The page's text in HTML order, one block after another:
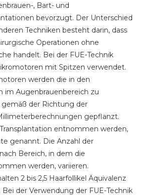
, Bart- und
bevorzugt. Der Unterschied
Techniken besteht darin, dass
Operationen ohne
handelt. Bei der FUE-Technik
mit Spitzen verwendet.
werden die in den
im Augenbrauenbereich zu
der Richtung der
gepflanzt.
entnommen werden,
genannt. Die Anzahl der
Bereich, in dem die
werden, variieren.
2 bis 2,5 Haarfollikel Äquivalenz
Bei der Verwendung der FUE-Technik